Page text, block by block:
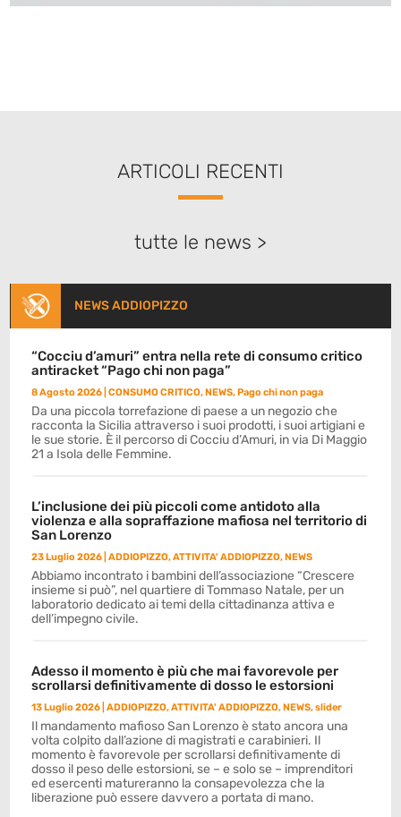
ARTICOLI RECENTI
tutte le news >
NEWS ADDIOPIZZO
“Cocciu d’amuri” entra nella rete di consumo critico
antiracket “Pago chi non paga”
8 Agosto 2026 |CONSUMO CRITICO,NEWS,Pago chi non paga
Da una piccola torrefazione di paese a un negozio che
racconta la Sicilia attraverso i suoi prodotti, i suoi artigiani e
le sue storie. È il percorso di Cocciu d’Amuri, in via Di Maggio
21 a Isola delle Femmine.
L’inclusione dei più piccoli come antidoto alla
violenza e alla sopraffazione mafiosa nel territorio di
San Lorenzo
23 Luglio 2026 |ADDIOPIZZO,ATTIVITA' ADDIOPIZZO,NEWS
Abbiamo incontrato i bambini dell’associazione “Crescere
insieme si può”, nel quartiere di Tommaso Natale, per un
laboratorio dedicato ai temi della cittadinanza attiva e
dell’impegno civile.
Adesso il momento è più che mai favorevole per
scrollarsi definitivamente di dosso le estorsioni
13 Luglio 2026 |ADDIOPIZZO,ATTIVITA' ADDIOPIZZO,NEWS,slider
Il mandamento mafioso San Lorenzo è stato ancora una
volta colpito dall’azione di magistrati e carabinieri. Il
momento è favorevole per scrollarsi definitivamente di
dosso il peso delle estorsioni, se – e solo se – imprenditori
ed esercenti matureranno la consapevolezza che la
liberazione può essere davvero a portata di mano.